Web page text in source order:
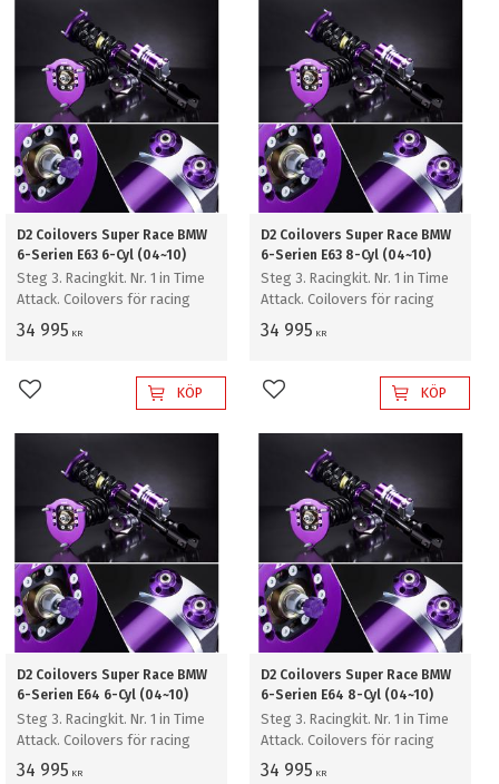
D2 Coilovers Super Race BMW
6-Serien E63 6-Cyl (04~10)
Steg 3. Racingkit. Nr. 1 in Time
Attack. Coilovers för racing
34 995 KR
Lägg till i favoriterKÖP
D2 Coilovers Super Race BMW
6-Serien E63 8-Cyl (04~10)
Steg 3. Racingkit. Nr. 1 in Time
Attack. Coilovers för racing
34 995 KR
Lägg till i favoriterKÖP
D2 Coilovers Super Race BMW
6-Serien E64 6-Cyl (04~10)
Steg 3. Racingkit. Nr. 1 in Time
Attack. Coilovers för racing
34 995 KR
D2 Coilovers Super Race BMW
6-Serien E64 8-Cyl (04~10)
Steg 3. Racingkit. Nr. 1 in Time
Attack. Coilovers för racing
34 995 KR